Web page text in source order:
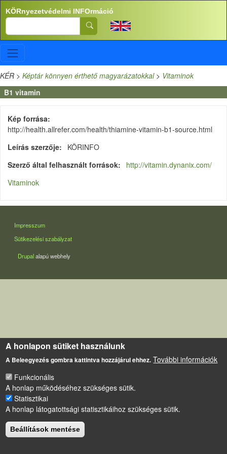
Ugrás a tartalomra
KÖRnyezetvédelmi INFOrmáció
Search
KÉR > Képtár könnyen érthető magyarázatokkal> Vitaminok
B1 vitamin
Kép forrása
http://health.allrefer.com/health/thiamine-vitamin-b1-source.html
Leírás szerzője
KÖRINFO
Szerző által felhasznált források
http://vitamin.dynanix.com/
Vitaminok
LÁBLÉC
Impresszum
Sütikezelési szabályzat
Drupalalapú webhely
A honlapon sütiket használunk
A Beleegyezés gombra kattintva hozzájárul ehhez. További információk
Funkcionális
A honlap működéséhez szükséges sütik.
Statisztikai
A honlap látogatottsági statisztikáihoz szükséges sütik.
Beállítások mentése